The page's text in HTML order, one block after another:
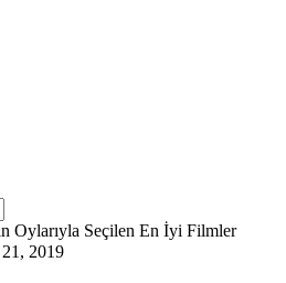
Oylarıyla Seçilen En İyi Filmler
21, 2019